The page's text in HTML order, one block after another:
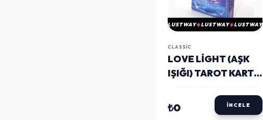
LUSTWAY LUSTWAY LUSTWAY
CLASSIC
LOVE LIGHT (AŞK
IŞIĞI) TAROT KARTI
₺0 İNCELE